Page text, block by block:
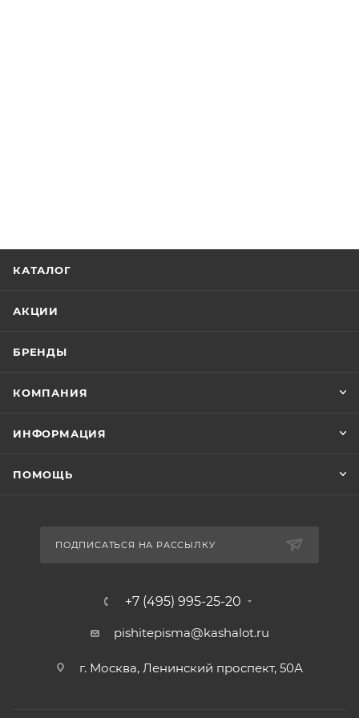
КАТАЛОГ
АКЦИИ
БРЕНДЫ
КОМПАНИЯ
ИНФОРМАЦИЯ
ПОМОЩЬ
ПОДПИСАТЬСЯ НА РАССЫЛКУ
+7 (495) 995-25-20​
pishitepisma@kashalot.ru
г. Москва, Ленинский проспект, 50А​